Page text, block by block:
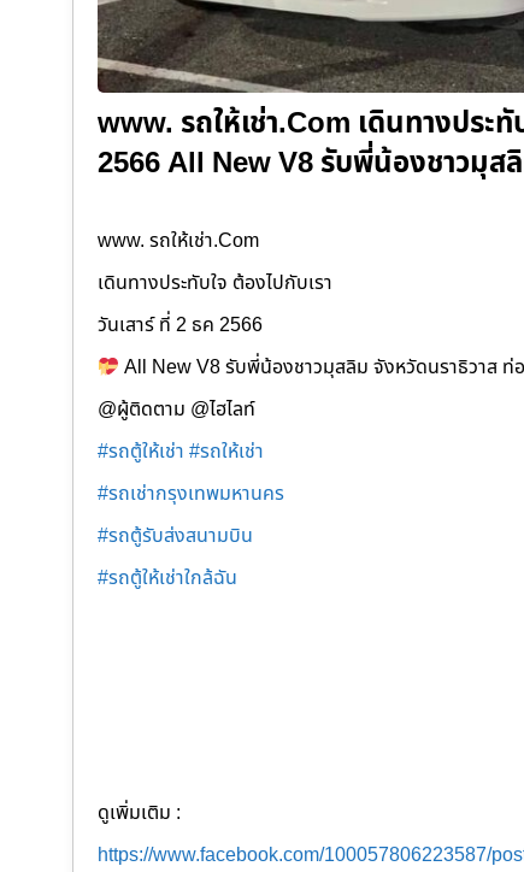
www. รถให้เช่า.Com เดินทางประ
2566 All New V8 รับพี่น้องชาวมุส
www. รถให้เช่า.Com
เดินทางประทับใจ ต้องไปกับเรา
วันเสาร์ ที่ 2 ธค 2566
All New V8 รับพี่น้องชาวมุสลิม จังหวัดนราธิวาส ท่
@ผู้ติดตาม @ไฮไลท์
#รถตู้ให้เช่า #รถให้เช่า
#รถเช่ากรุงเทพมหานคร
#รถตู้รับส่งสนามบิน
#รถตู้ให้เช่าใกล้ฉัน
ดูเพิ่มเติม :
https://www.facebook.com/100057806223587/